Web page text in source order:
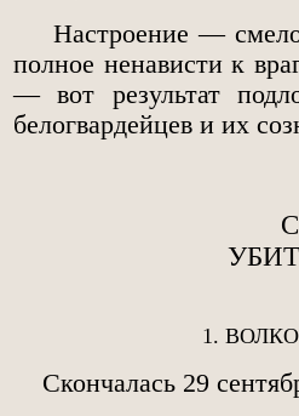
Настроение —
полное ненависти к
— вот результат
белогвардейцев и их
1.
Скончалась 29